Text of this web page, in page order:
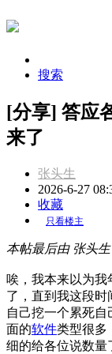
搜索
[分享] 答应
来了
张头生
2026-6-27
收藏
只看楼主
本帖最后由 张头生
唉，我本来以为我
了，直到我这段
自己挖一个累死
面的软件类型很多
细的给各位说数量